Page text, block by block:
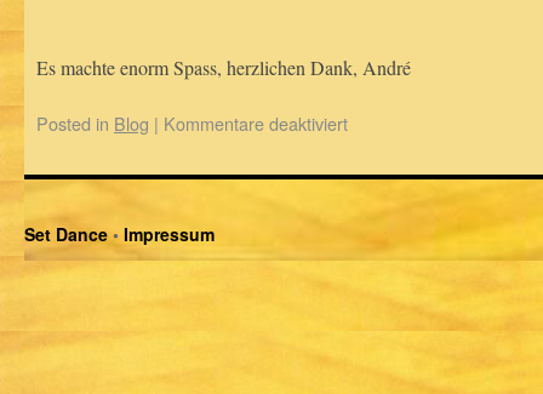
Es machte enorm Spass, herzlichen Dank, André
Posted in Blog | Kommentare deaktiviert
Set Dance• Impressum